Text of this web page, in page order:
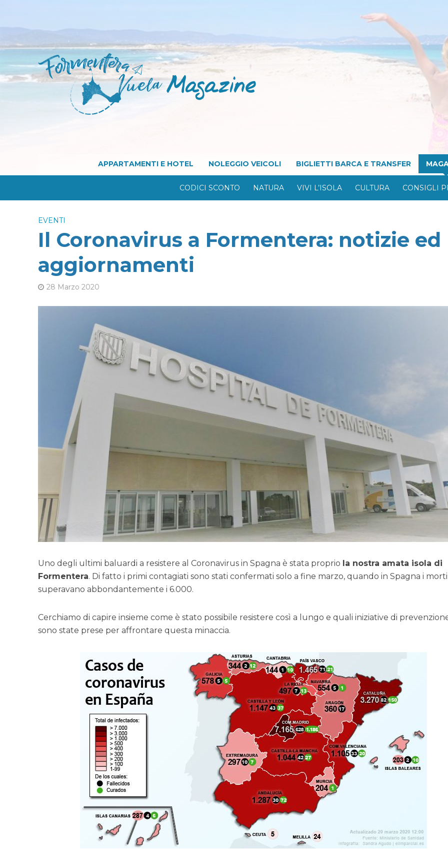
APPARTAMENTI E HOTEL NOLEGGIO VEICOLI BIGLIETTI BARCA E TRANSFER
CODICI SCONTO NATURA VIVI L’ISOLA CULTURA CONSIGLI
EVENTI
Il Coronavirus a Formentera: notizie ed
aggiornamenti
28 Marzo 2020
Uno degli ultimi baluardi a resistere al Coronavirus in Spagna è stata proprio la nostra amata isola di
Formentera. Di fatto i primi contagiati sono stati confermati solo a fine marzo, quando in Spagna i morti
superavano abbondantemente i 6.000.
Cerchiamo di capire insieme come è stato possibile resistere così a lungo e quali iniziative di
sono state prese per affrontare questa minaccia.